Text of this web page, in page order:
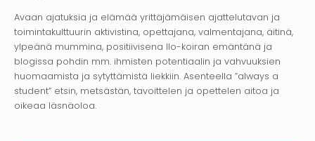
Avaan ajatuksia ja elämää yrittäjämäisen ajattelutavan ja
toimintakulttuurin aktivistina, opettajana, valmentajana, äitinä,
ylpeänä mummina, positiivisena Ilo-koiran emäntänä ja
blogissa pohdin mm. ihmisten potentiaalin ja vahvuuksien
huomaamista ja sytyttämistä liekkiin. Asenteella ”always a
student” etsin, metsästän, tavoittelen ja opettelen aitoa ja
oikeaa läsnäoloa.